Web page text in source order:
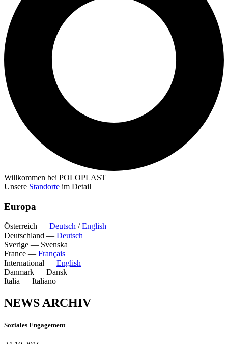
Willkommen bei POLOPLAST
Unsere Standorte im Detail
Europa
Österreich — Deutsch /English
Deutschland — Deutsch
Sverige — Svenska
France — Français
International — English
Danmark — Dansk
Italia — Italiano
NEWS ARCHIV
Soziales Engagement